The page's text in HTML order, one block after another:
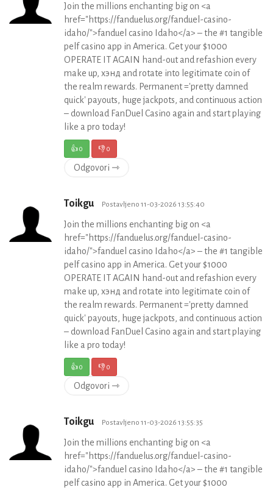
Join the millions enchanting big on <a
href="https://fanduelus.org/fanduel-casino-
idaho/">fanduel casino Idaho</a> – the #1 tangible
pelf casino app in America. Get your $1000
OPERATE IT AGAIN hand-out and refashion every
make up, хэнд and rotate into legitimate coin of
the realm rewards. Permanent ='pretty damned
quick' payouts, huge jackpots, and continuous action
– download FanDuel Casino again and start playing
like a pro today!
👍0 👎0
Odgovori ⇾
Toikgu Postavljeno 11-03-2026 13:55:40
Join the millions enchanting big on <a
href="https://fanduelus.org/fanduel-casino-
idaho/">fanduel casino Idaho</a> – the #1 tangible
pelf casino app in America. Get your $1000
OPERATE IT AGAIN hand-out and refashion every
make up, хэнд and rotate into legitimate coin of
the realm rewards. Permanent ='pretty damned
quick' payouts, huge jackpots, and continuous action
– download FanDuel Casino again and start playing
like a pro today!
👍0 👎0
Odgovori ⇾
Toikgu Postavljeno 11-03-2026 13:55:35
Join the millions enchanting big on <a
href="https://fanduelus.org/fanduel-casino-
idaho/">fanduel casino Idaho</a> – the #1 tangible
pelf casino app in America. Get your $1000